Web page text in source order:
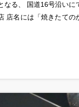
なる、 国道16号沿いに
店名には「焼きたての